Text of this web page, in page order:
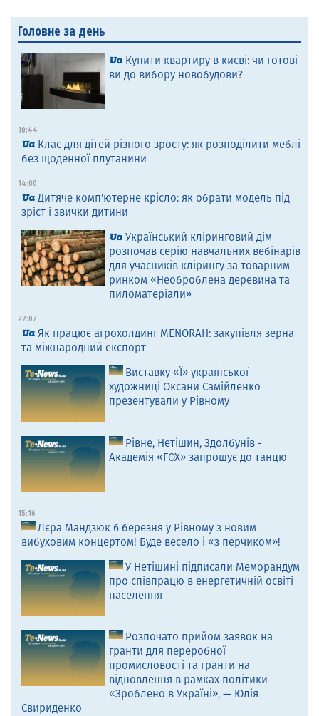
Головне за день
Купити квартиру в києві: чи готові
ви до вибору новобудови?
10:44
Клас для дітей різного зросту: як розподілити меблі
без щоденної плутанини
14:00
Дитяче комп’ютерне крісло: як обрати модель під
зріст і звички дитини
Український кліринговий дім
розпочав серію навчальних вебінарів
для учасників клірингу за товарним
ринком «Необроблена деревина та
пиломатеріали»
22:07
Як працює агрохолдинг MENORAH: закупівля зерна
та міжнародний експорт
Виставку «Ї» української
художниці Оксани Самійленко
презентували у Рівному
Рівне, Нетішин, Здолбунів -
Академія «FOX» запрошує до танцю
15:16
Лєра Мандзюк 6 березня у Рівному з новим
вибуховим концертом! Буде весело і «з перчиком»!
У Нетішині підписали Меморандум
про співпрацю в енергетичній освіті
населення
Розпочато прийом заявок на
гранти для переробної
промисловості та гранти на
відновлення в рамках політики
«Зроблено в Україні», — Юлія
Свириденко